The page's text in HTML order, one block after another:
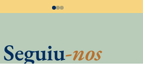
Seguiu-nos